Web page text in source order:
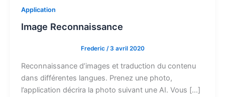
Application
Image Reconnaissance
Frederic /3 avril 2020
Reconnaissance d’images et traduction du contenu
dans différentes langues. Prenez une photo,
l’application décrira la photo suivant une AI. Vous […]